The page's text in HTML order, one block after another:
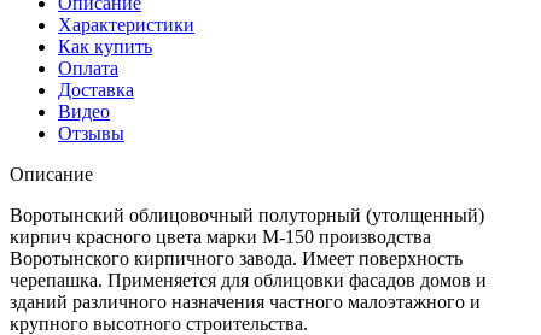
Характеристики
Как купить
Оплата
Доставка
Видео
Отзывы
Описание
Воротынский облицовочный полуторный (утолщенный)
кирпич красного цвета марки М-150 производства
Воротынского кирпичного завода. Имеет поверхность
черепашка. Применяется для облицовки фасадов домов и
зданий различного назначения частного малоэтажного и
крупного высотного строительства.